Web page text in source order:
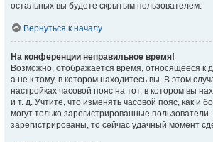
остальных вы будете скрытым пользователем.
Вернуться к началу
На конференции неправильное время!
Возможно, отображается время, относящееся к
а не к тому, в котором находитесь вы. В этом
настройках часовой пояс на тот, в котором вы
и т. д. Учтите, что изменять часовой пояс, как и
могут только зарегистрированные
зарегистрированы, то сейчас удачный момент